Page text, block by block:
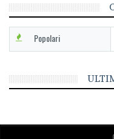
Popolari